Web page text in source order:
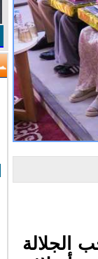
لتربع صاحب الجلالة